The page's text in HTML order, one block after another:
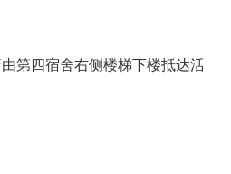
第四宿舍右侧楼梯下楼抵达活